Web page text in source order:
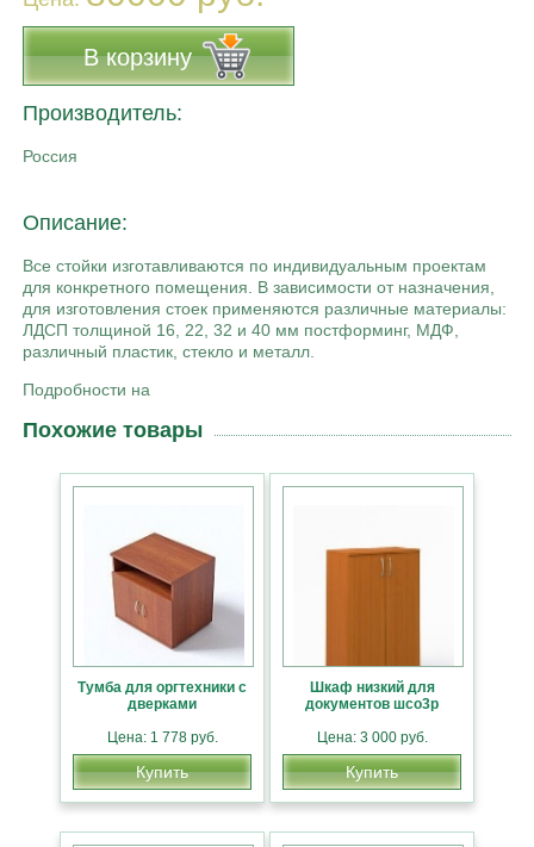
В корзину
Производитель:
Россия
Описание:
Все стойки изготавливаются по индивидуальным проектам
для конкретного помещения. В зависимости от назначения,
для изготовления стоек применяются различные материалы:
ЛДСП толщиной 16, 22, 32 и 40 мм постформинг, МДФ,
различный пластик, стекло и металл.
Подробности на
Похожие товары
Тумба для оргтехники с
дверками
Цена: 1 778 руб.
Купить
Шкаф низкий для
документов шсо3р
Цена: 3 000 руб.
Купить